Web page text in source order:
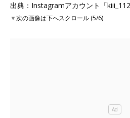
出典：Instagramアカウント「
▼次の画像は下へスクロール (5/6)